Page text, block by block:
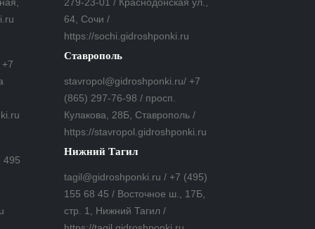
495
279-23-01 / Краснодонская ул.,
64, Сочи /
https://sochi.gidroshponki.ru
Ставрополь
stavropol@gidroshponki.ru/ +7
(865) 297-76-98 / просп.
Кулакова, 28Б, Ставрополь /
https://stavropol.gidroshponki.ru
Нижний Тагил
tagil@gidroshponki.ru / +7 (495)
155 68 45 / Восточное ш., 17Б,
стр. 1, Нижний Тагил /